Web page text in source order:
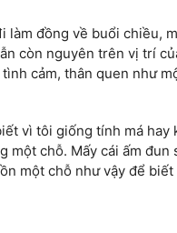
làm đồng về buổi chiều,
còn nguyên trên vị trí
cảm, thân quen như
vì tôi giống tính má hay
một chỗ. Mấy cái ấm
một chỗ như vậy để